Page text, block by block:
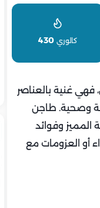
كالوري 430
فهي غنية بالعناصر
وصحية. طاجن
المميز وفوائد
أو العزومات مع